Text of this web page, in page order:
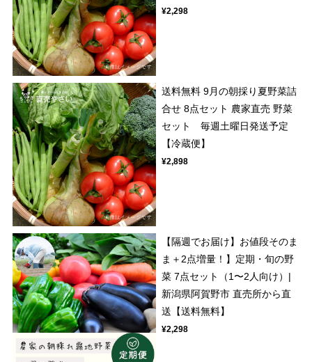
¥2,298
送料無料 9月の朝採り夏野菜詰
合せ 8点セット 農家直売 野菜
セット 毎週土曜日発送予定
【冷蔵便】
¥2,898
【隔週でお届け】お値段そのま
ま＋2点増量！】定期・旬の野
菜 7点セット（1〜2人向け）|
新潟県阿賀野市 直売所から直
送【送料無料】
¥2,298